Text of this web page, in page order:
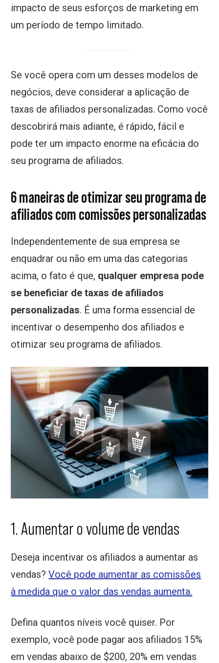
impacto de seus esforços de marketing em
um período de tempo limitado.
Se você opera com um desses modelos de
negócios, deve considerar a aplicação de
taxas de afiliados personalizadas. Como você
descobrirá mais adiante, é rápido, fácil e
pode ter um impacto enorme na eficácia do
seu programa de afiliados.
6 maneiras de otimizar seu programa de
afiliados com comissões personalizadas
Independentemente de sua empresa se
enquadrar ou não em uma das categorias
acima, o fato é que, qualquer empresa pode
se beneficiar de taxas de afiliados
personalizadas. É uma forma essencial de
incentivar o desempenho dos afiliados e
otimizar seu programa de afiliados.
1. Aumentar o volume de vendas
Deseja incentivar os afiliados a aumentar as
vendas?Você pode aumentar as comissões
à medida que o valor das vendas aumenta.
Defina quantos níveis você quiser. Por
exemplo, você pode pagar aos afiliados 15%
em vendas abaixo de $200, 20% em vendas